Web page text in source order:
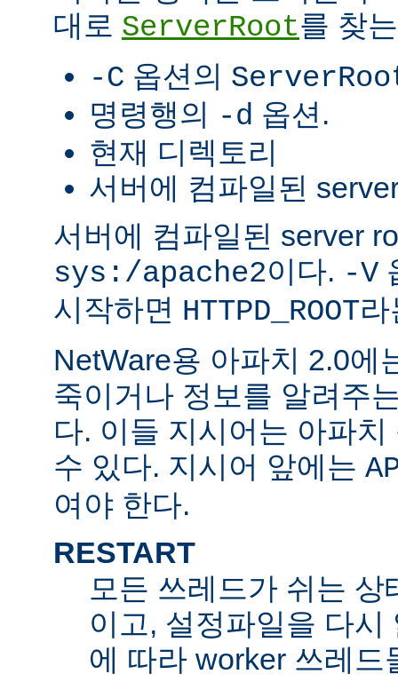
대로 ServerRoot를 찾
-C 옵션의
명령행의 -d 옵션.
현재 디렉토리
서버에 컴파일된
서버에 컴파일된 server
sys:/apache2이다. -V
시작하면 HTTPD_ROOT
NetWare용 아파치 2.0에
죽이거나 정보를 알려주
다. 이들 지시어는 아파
수 있다. 지시어 앞에는
여야 한다.
RESTART
모든 쓰레드가 쉬는
이고, 설정파일을 다
에 따라 worker 쓰레드